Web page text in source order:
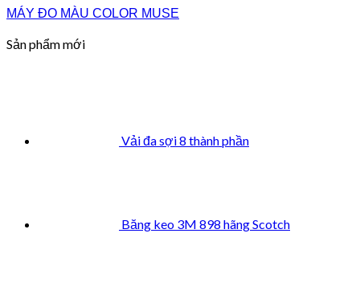
MÁY ĐO MÀU COLOR MUSE
Sản phẩm mới
Vải đa sợi 8 thành phần
Băng keo 3M 898 hãng Scotch